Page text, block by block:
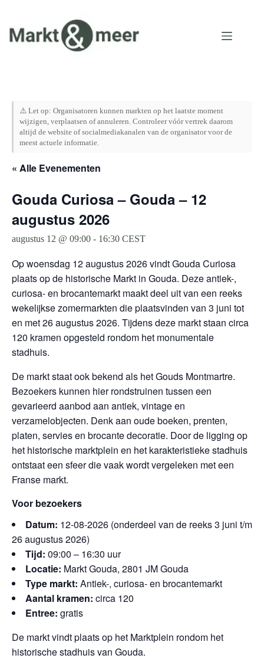
inhoud
⚠️ Let op: Organisatoren kunnen markten op het laatste moment
wijzigen, verplaatsen of annuleren. Controleer vóór vertrek daarom
altijd de website of socialmediakanalen van de organisator voor de
meest actuele informatie.
« Alle Evenementen
Gouda Curiosa – Gouda – 12
augustus 2026
augustus 12 @ 09:00 - 16:30 CEST
Op woensdag 12 augustus 2026 vindt Gouda Curiosa
plaats op de historische Markt in Gouda. Deze antiek-,
curiosa- en brocantemarkt maakt deel uit van een reeks
wekelijkse zomermarkten die plaatsvinden van 3 juni tot
en met 26 augustus 2026. Tijdens deze markt staan circa
120 kramen opgesteld rondom het monumentale
stadhuis.
De markt staat ook bekend als het Gouds Montmartre.
Bezoekers kunnen hier rondstruinen tussen een
gevarieerd aanbod aan antiek, vintage en
verzamelobjecten. Denk aan oude boeken, prenten,
platen, servies en brocante decoratie. Door de ligging op
het historische marktplein en het karakteristieke stadhuis
ontstaat een sfeer die vaak wordt vergeleken met een
Franse markt.
Voor bezoekers
Datum: 12-08-2026 (onderdeel van de reeks 3 juni t/m
26 augustus 2026)
Tijd: 09:00 – 16:30 uur
Locatie: Markt Gouda, 2801 JM Gouda
Type markt: Antiek-, curiosa- en brocantemarkt
Aantal kramen: circa 120
Entree: gratis
De markt vindt plaats op het Marktplein rondom het
historische stadhuis van Gouda.